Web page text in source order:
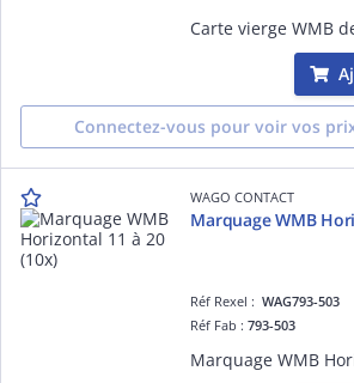
Connectez-vous pour voir vos
WAGO CONTACT
Marquage WMB
Réf Rexel :WAG793-503
Réf Fab :793-503